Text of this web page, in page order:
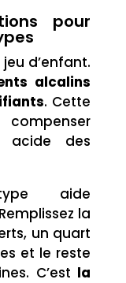
pour
d’enfant.
alcalins
. Cette
acide des
aide
la
un quart
et le reste
C’est la